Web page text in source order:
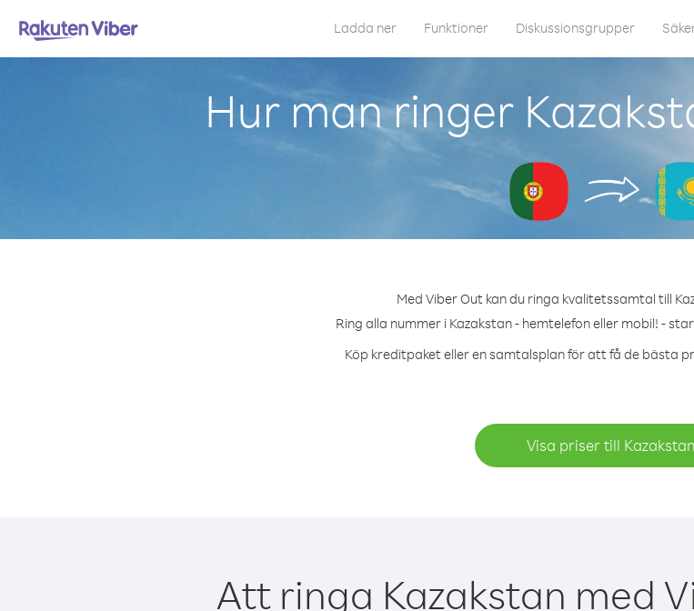
Ladda ner Funktioner Diskussionsgrupper
Hur man ringer
Med Viber Out kan du ringa kvalitetssamtal till
Ring alla nummer i Kazakstan - hemtelefon eller mobil! -
Köp kreditpaket eller en samtalsplan för att få de bästa
Visa priser till Kazakstan
Att ringa Kazakstan med